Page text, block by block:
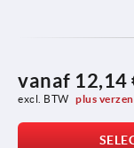
vanaf 12,14
excl. BTW plus